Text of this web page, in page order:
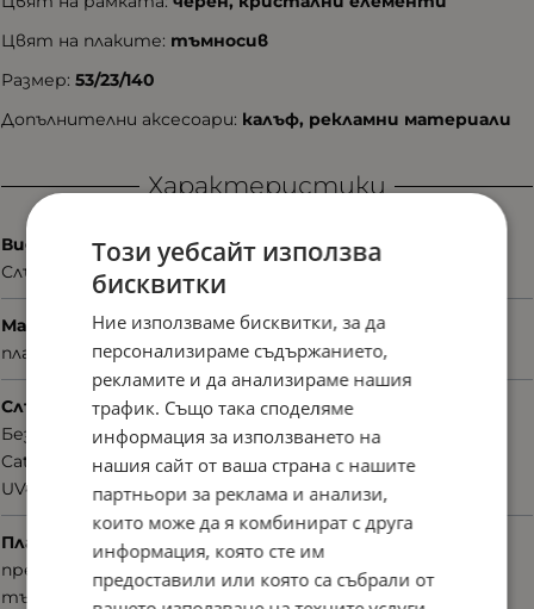
Цвят на плаките: тъмносив
Размер: 53/23/140
Допълнителни аксесоари: калъф, рекламни материали
Характеристики
Вид
Слънчеви
Материал
пластмаса
Слънцезащита
Без поляризация
Cat.3
UV400nm
Плаки
преливащи
тъмно сиви
Този уебсайт използва
бисквитки
Ние използваме бисквитки, за да
персонализираме съдържанието,
рекламите и да анализираме нашия
трафик. Също така споделяме
информация за използването на
нашия сайт от ваша страна с нашите
партньори за реклама и анализи,
които може да я комбинират с друга
информация, която сте им
предоставили или която са събрали от